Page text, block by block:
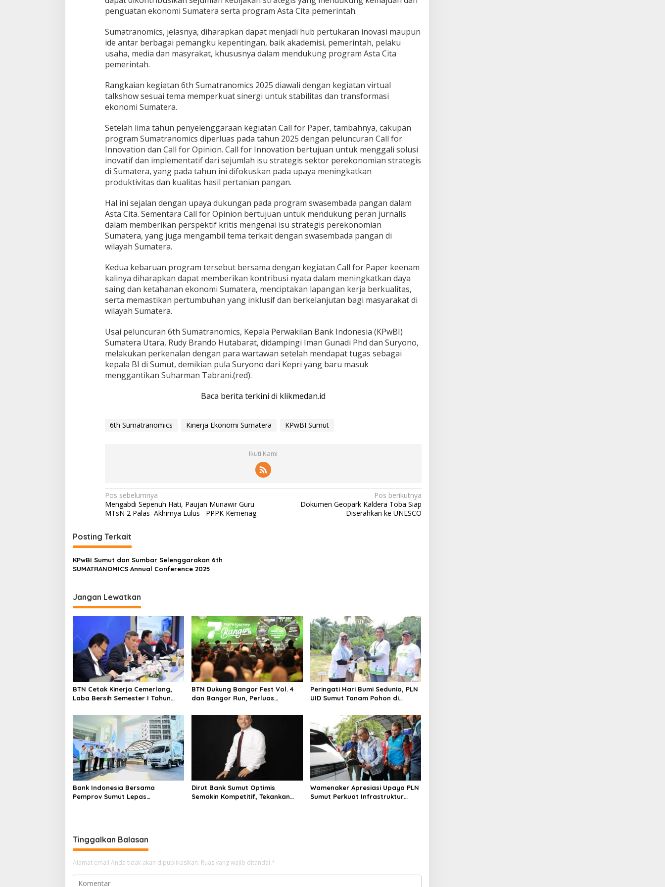
penguatan ekonomi Sumatera serta program Asta Cita pemerintah.
Sumatranomics, jelasnya, diharapkan dapat menjadi hub pertukaran inovasi maupun
ide antar berbagai pemangku kepentingan, baik akademisi, pemerintah, pelaku
usaha, media dan masyrakat, khususnya dalam mendukung program Asta Cita
pemerintah.
Rangkaian kegiatan 6th Sumatranomics 2025 diawali dengan kegiatan virtual
talkshow sesuai tema memperkuat sinergi untuk stabilitas dan transformasi
ekonomi Sumatera.
Setelah lima tahun penyelenggaraan kegiatan Call for Paper, tambahnya, cakupan
program Sumatranomics diperluas pada tahun 2025 dengan peluncuran Call for
Innovation dan Call for Opinion. Call for Innovation bertujuan untuk menggali solusi
inovatif dan implementatif dari sejumlah isu strategis sektor perekonomian strategis
di Sumatera, yang pada tahun ini difokuskan pada upaya meningkatkan
produktivitas dan kualitas hasil pertanian pangan.
Hal ini sejalan dengan upaya dukungan pada program swasembada pangan dalam
Asta Cita. Sementara Call for Opinion bertujuan untuk mendukung peran jurnalis
dalam memberikan perspektif kritis mengenai isu strategis perekonomian
Sumatera, yang juga mengambil tema terkait dengan swasembada pangan di
wilayah Sumatera.
Kedua kebaruan program tersebut bersama dengan kegiatan Call for Paper keenam
kalinya diharapkan dapat memberikan kontribusi nyata dalam meningkatkan daya
saing dan ketahanan ekonomi Sumatera, menciptakan lapangan kerja berkualitas,
serta memastikan pertumbuhan yang inklusif dan berkelanjutan bagi masyarakat di
wilayah Sumatera.
Usai peluncuran 6th Sumatranomics, Kepala Perwakilan Bank Indonesia (KPwBI)
Sumatera Utara, Rudy Brando Hutabarat, didampingi Iman Gunadi Phd dan Suryono,
melakukan perkenalan dengan para wartawan setelah mendapat tugas sebagai
kepala BI di Sumut, demikian pula Suryono dari Kepri yang baru masuk
menggantikan Suharman Tabrani.(red).
Baca berita terkini di klikmedan.id
6th Sumatranomics Kinerja Ekonomi Sumatera KPwBI Sumut
Ikuti Kami
N
a
i
g
a
i
p
s
Pos sebelumnya
Mengabdi Sepenuh Hati, Paujan Munawir Guru
MTsN 2 Palas Akhirnya Lulus PPPK Kemenag
Pos berikutnya
Dokumen Geopark Kaldera Toba Siap
Diserahkan ke UNESCO
Posting Terkait
KPwBI Sumut dan Sumbar Selenggarakan 6th
SUMATRANOMICS Annual Conference 2025
Jangan Lewatkan
BTN Cetak Kinerja Cemerlang,
Laba Bersih Semester I Tahun
NPL Turun Jadi 2,99 Persen
BTN Dukung Bangor Fest Vol. 4
dan Bangor Run, Perluas
Peringati Hari Bumi Sedunia, PLN
UID Sumut Tanam Pohon di
of Energy”
Bank Indonesia Bersama
Pemprov Sumut Lepas
Dirut Bank Sumut Optimis
Semakin Kompetitif, Tekankan
Wamenaker Apresiasi Upaya PLN
Sumut Perkuat Infrastruktur
Tinggalkan Balasan
Alamat email Anda tidak akan dipublikasikan. Ruas yang wajib ditandai *